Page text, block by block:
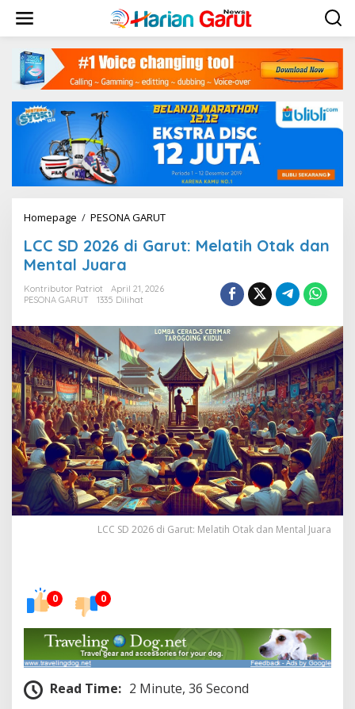
w
Homepage / PESONA GARUT
C
6
i
G
a
r
u
t
:
M
e
l
a
t
a
n
M
n
LCC SD 2026 di Garut: Melatih Otak dan
Mental Juara
Kontributor Patriot
April 21, 2026
PESONA GARUT
1335 Dilihat
LCC SD 2026 di Garut: Melatih Otak dan Mental Juara
0 0
Read Time: 2 Minute, 36 Second